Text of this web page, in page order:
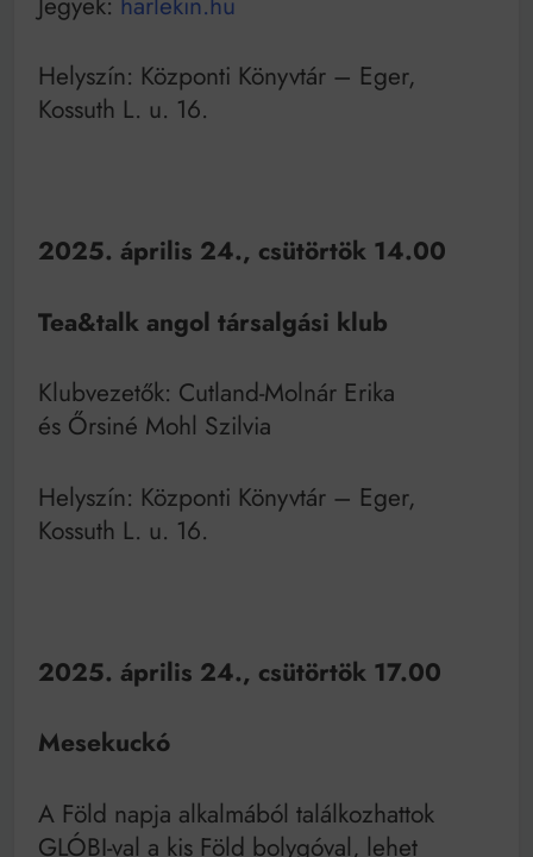
Helyszín: Központi Könyvtár – Eger,
Kossuth L. u. 16.
2025. április 24., csütörtök 14.00
Tea&talk angol társalgási klub
Klubvezetők: Cutland-Molnár Erika
és Őrsiné Mohl Szilvia
Helyszín: Központi Könyvtár – Eger,
Kossuth L. u. 16.
2025. április 24., csütörtök 17.00
Mesekuckó
A Föld napja alkalmából találkozhattok
GLÓBI-val a kis Föld bolygóval, lehet